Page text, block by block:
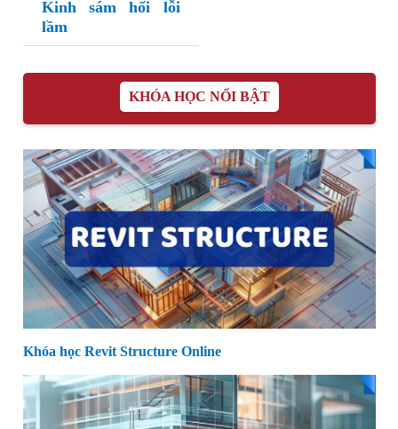
Kinh sám hối lỗi
lầm
KHÓA HỌC NỔI BẬT
Khóa học Revit Structure Online